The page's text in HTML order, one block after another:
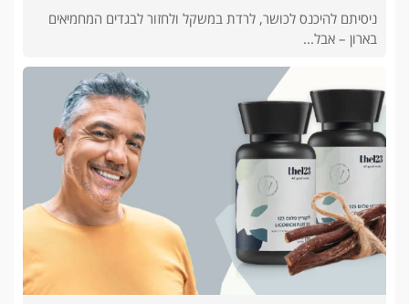
ניסיתם להיכנס לכושר, לרדת במשקל ולחזור לבגדים המחמיאים
בארון – אבל...